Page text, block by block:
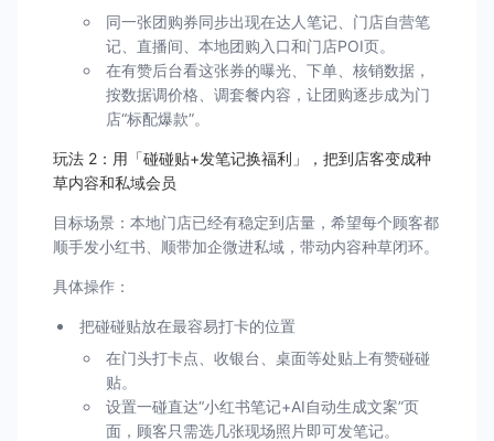
同一张团购券同步出现在达人笔记、门店自营笔
记、直播间、本地团购入口和门店POI页。
在有赞后台看这张券的曝光、下单、核销数据，
按数据调价格、调套餐内容，让团购逐步成为门
店“标配爆款”。
玩法 2：用「碰碰贴+发笔记换福利」，把到店客变成种
草内容和私域会员
目标场景：本地门店已经有稳定到店量，希望每个顾客都
顺手发小红书、顺带加企微进私域，带动内容种草闭环。
具体操作：
把碰碰贴放在最容易打卡的位置
在门头打卡点、收银台、桌面等处贴上有赞碰碰
贴。
设置一碰直达“小红书笔记+AI自动生成文案”页
面，顾客只需选几张现场照片即可发笔记。